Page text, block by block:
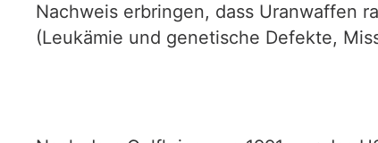
Nachweis erbringen, dass Uranwaffen
(Leukämie und genetische Defekte,